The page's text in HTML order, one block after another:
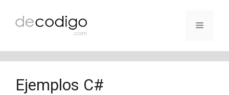
Menú
Ejemplos C#